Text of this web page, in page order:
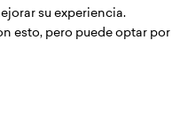
su experiencia.
esto, pero puede optar por